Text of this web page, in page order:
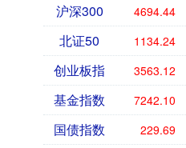
沪深300 4694.44
北证50 1134.24
创业板指 3563.12
基金指数 7242.10
国债指数 229.69